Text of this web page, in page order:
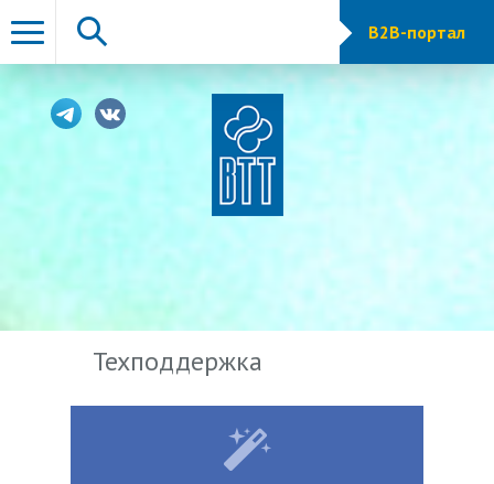
B2B-портал
Техподдержка